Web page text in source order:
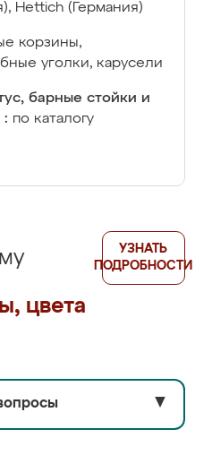
Hettich (Германия)
корзины,
уголки, карусели
барные стойки и
: по каталогу
цвета
УЗНАТЬ
ПОДРОБНОСТИ
▼